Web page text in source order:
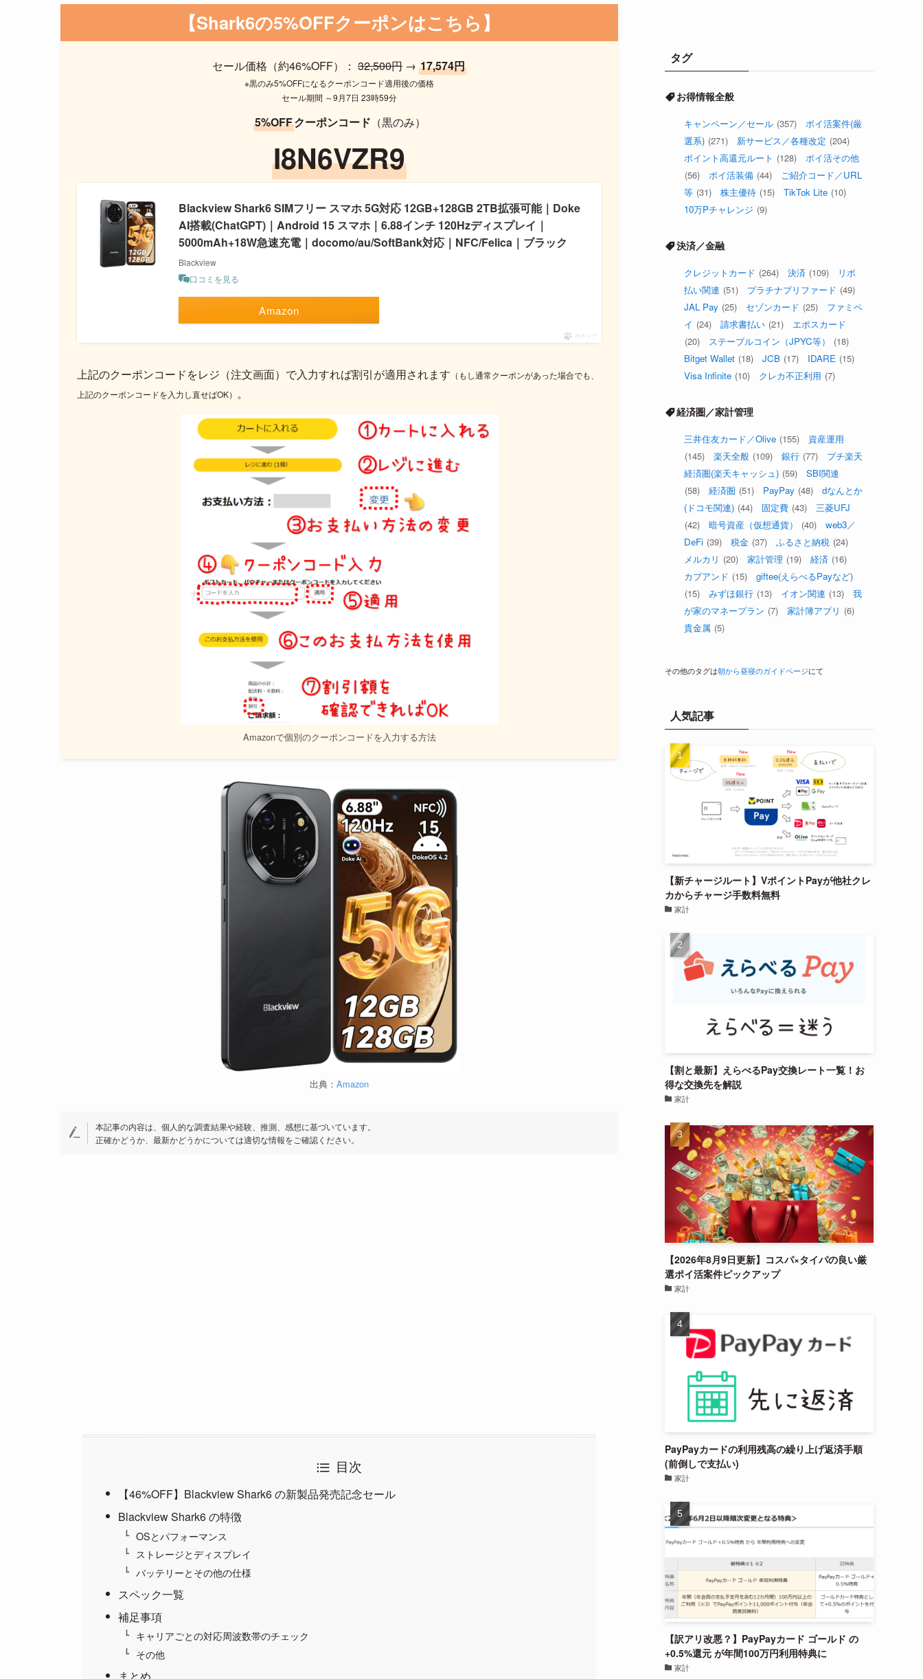
【Shark6の5%OFFクーポンはこちら】
セール価格（約46%OFF）： 32,500円 → 17,574円
※黒のみ5%OFFになるクーポンコード適用後の価格
セール期間 ～9月7日 23時59分
5%OFFクーポンコード （黒のみ）
I8N6VZR9
Blackview Shark6 SIMフリー スマホ 5G対応 12GB+128GB 2TB拡張可能｜Doke
AI搭載(ChatGPT)｜Android 15 スマホ｜6.88インチ 120Hzディスプレイ｜
5000mAh+18W急速充電｜docomo/au/SoftBank対応｜NFC/Felica｜ブラック
Blackview
口コミを見る
Amazon
ポチップ
上記のクーポンコードをレジ（注文画面）で入力すれば割引が適用されます （もし通常クーポンがあった場合でも、
上記のクーポンコードを入力し直せばOK） 。
Amazonで個別のクーポンコードを入力する方法
出典： Amazon
本記事の内容は、個人的な調査結果や経験、推測、感想に基づいています。
正確かどうか、最新かどうかについては適切な情報をご確認ください。
目次
【46%OFF】Blackview Shark6 の新製品発売記念セール
Blackview Shark6 の特徴
OSとパフォーマンス
ストレージとディスプレイ
バッテリーとその他の仕様
スペック一覧
補足事項
キャリアごとの対応周波数帯のチェック
その他
タグ
お得情報全般
キャンペーン／セール (357)
ポイ活案件(厳
選系) (271) 新サービス／各種改定 (204)
ポイント高還元ルート (128)
ポイ活その他
(56)
ポイ活装備 (44)
ご紹介コード／URL
等 (31) 株主優待 (15) TikTok Lite (10)
10万Pチャレンジ (9)
決済／金融
クレジットカード (264) 決済 (109)
リボ
払い関連 (51) プラチナプリファード (49)
JAL Pay (25) セゾンカード (25)
ファミペ
イ (24) 請求書払い (21)
エポスカード
(20)
ステーブルコイン（JPYC等）
(18)
Bitget Wallet (18) JCB (17) IDARE (15)
Visa Infinite (10) クレカ不正利用 (7)
経済圏／家計管理
三井住友カード／Olive (155)
資産運用
(145)
楽天全般 (109) 銀行 (77)
プチ楽天
経済圏(楽天キャッシュ) (59)
SBI関連
(58)
経済圏 (51) PayPay (48)
dなんとか
(ドコモ関連) (44) 固定費 (43)
三菱UFJ
(42)
暗号資産（仮想通貨） (40)
web3／
DeFi (39) 税金 (37) ふるさと納税 (24)
メルカリ (20) 家計管理 (19) 経済 (16)
カブアンド (15)
giftee(えらべるPayなど)
(15)
みずほ銀行 (13) イオン関連 (13)
我
が家のマネープラン (7) 家計簿アプリ (6)
貴金属 (5)
その他のタグは朝から昼寝のガイドページにて
人気記事
【新チャージルート】VポイントPayが他社クレ
カからチャージ手数料無料
家計
【割と最新】えらべるPay交換レート一覧！お
得な交換先を解説
家計
【2026年8月9日更新】コスパ×タイパの良い厳
選ポイ活案件ピックアップ
家計
PayPayカードの利用残高の繰り上げ返済手順
(前倒しで支払い)
家計
【訳アリ改悪？】PayPayカード ゴールド の
+0.5%還元 が年間100万円利用特典に
家計